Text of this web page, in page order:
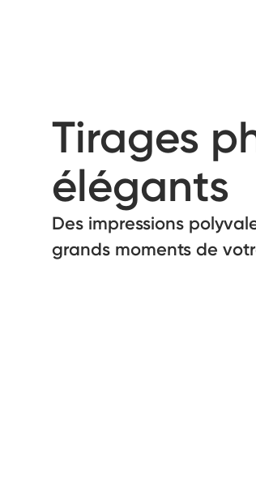
Tirages
élégants
Des impressions
grands moments de